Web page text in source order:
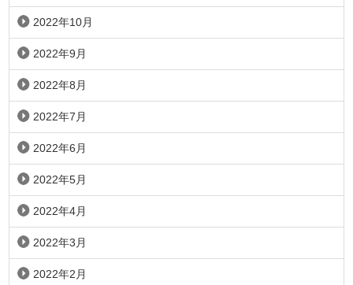
2022年10月
2022年9月
2022年8月
2022年7月
2022年6月
2022年5月
2022年4月
2022年3月
2022年2月